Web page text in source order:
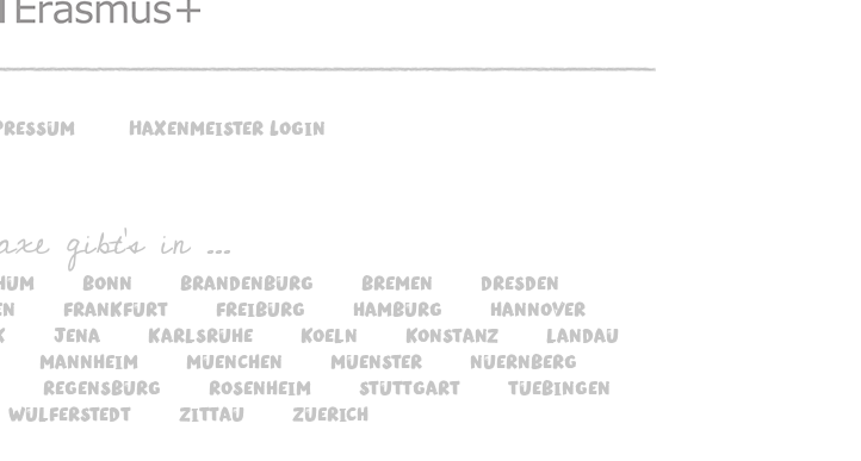
Haxenmeister Login
gibt's in ...
bonn brandenburg bremen
dresden
frankfurt freiburg hamburg
hannover
jena karlsruhe koeln konstanz
landau
mannheim muenchen muenster
nuernberg
regensburg rosenheim stuttgart
tuebingen
wulferstedt zittau zuerich